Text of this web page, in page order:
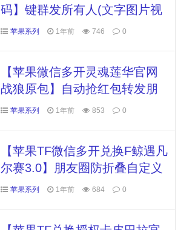
码】键群发所有人(文字图片视
频) 全网独家红包详情红包提醒
苹果系列 1年前 746 0
【苹果微信多开灵魂莲华官网
战狼原包】自动抢红包转发朋
友圈修改app图标
苹果系列 1年前 853 0
【苹果TF微信多开兑换F鲸遇凡
尔赛3.0】朋友圈防折叠自定义
朋友圈小尾巴自动收款解放双
苹果系列 1年前 684 0